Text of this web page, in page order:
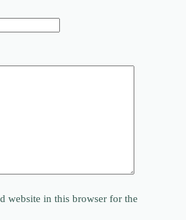
website in this browser for the